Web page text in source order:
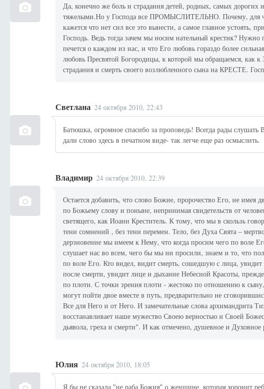
Да, конечно же боль и страдания детей, родных, самых
тяжелыми.Но у Господа все ПРОМЫСЛИТЕЛЬНО. Почему, для
кажется что нет сил все это вынести, а самое главное устоять,
Господь. Ведь тогда зачем мы носим нательный крестик? Нужно
печется о каждом из нас, и что Его любовь гораздо более
любовь Пресвятой Богородицы, к которой мы обращаемся, как к
страдания и смерть своего возлюбленного сына на КРЕСТЕ.
Светлана 24 октября 2010, 22:43
Батюшка, огромное спасибо за проповедь! Всегда рады
дали слово здесь в печатном виде- так легче еще раз осмыслить.
Владимир 24 октября 2010, 22:39
Остается добавить, что слово Божие, пророчество Его, не имея
по Божьему слову и поныне, непринимая свидетельств от
светящего, как Иоанн Креститель. К тому, что мы в скользь
тени сомнений , без тени перемен. Тело, без Духа Свята –
дерзновение мы имеем к Нему, что когда просим чего по воле
слушает нас во всем, чего бы мы ни просили, знаем и то, что
по воле Его. Кто видел, видит смерть, сошедшую с лица,
после смерти, увидит лице и дыхание Небесной Красоты,
по плоти. С точки зрения плоти - жестоко по отношению к
могут пойти двое вместе в путь, предварительно не
Все для Него и от Него. И замечательные слова архимандрита
восстанавливает наше мужество Своею верностью и Своей
дьявола, греха и смерти". И как отмечено, душевное и Духовное
Юлия 24 октября 2010, 18:05
Я бы не сказала "не раба Божия" о женщине, которая хоронит